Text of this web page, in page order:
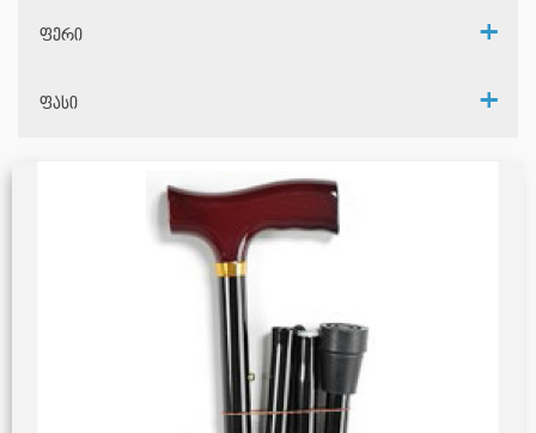
ფერი
ფასი